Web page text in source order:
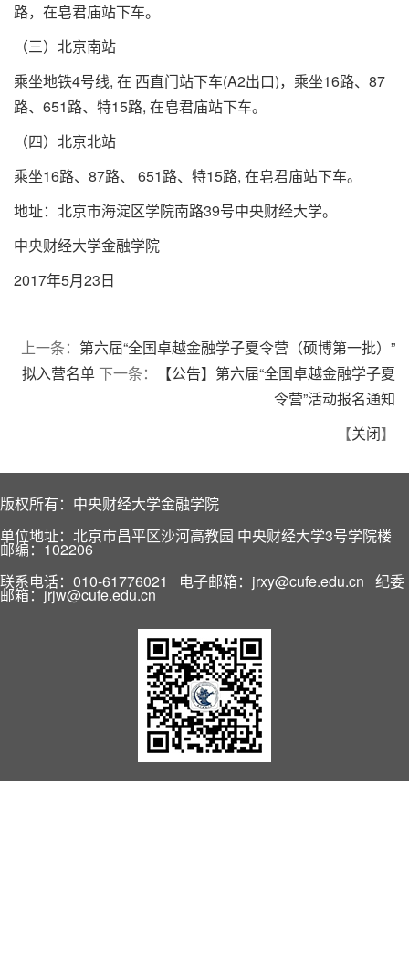
路，在皂君庙站下车。
（三）北京南站
乘坐地铁4号线, 在 西直门站下车(A2出口)，乘坐16路、87
路、651路、特15路, 在皂君庙站下车。
（四）北京北站
乘坐16路、87路、 651路、特15路, 在皂君庙站下车。
地址：北京市海淀区学院南路39号中央财经大学。
中央财经大学金融学院
2017年5月23日
上一条： 第六届“全国卓越金融学子夏令营（硕博第一批）”
拟入营名单 下一条：
【公告】第六届“全国卓越金融学子夏
令营”活动报名通知
【关闭】
版权所有：中央财经大学金融学院
单位地址：北京市昌平区沙河高教园 中央财经大学3号学院楼
邮编：102206
联系电话：010-61776021 电子邮箱：jrxy@cufe.edu.cn 纪委
邮箱：jrjw@cufe.edu.cn